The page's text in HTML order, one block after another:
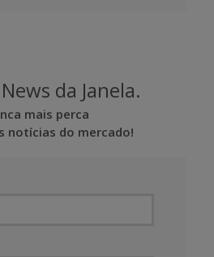
da Janela.
mais perca
notícias do mercado!